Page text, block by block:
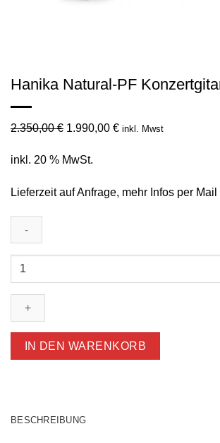
Hanika Natural-PF
2.350,00€ Ursprünglicher
war:
1.990,00 €Aktueller
inkl. Mwst
inkl. 20 % MwSt.
Lieferzeit auf Anfrage, mehr Infos per
Hanika
PF
Konzertgitarre
IN DEN WARENKORB
BESCHREIBUNG